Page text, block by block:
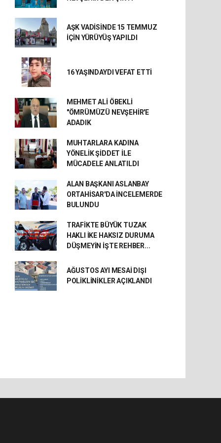
AŞK VADİSİNDE 15 TEMMUZ
İÇİN YÜRÜYÜŞ YAPILDI
16 YAŞINDAYDI VEFAT ETTİ
MEHMET ALİ ÖBEKLİ
"ÖMRÜMÜZÜ NEVŞEHİR'E
ADADIK
MUHTARLARA KADINA
YÖNELİK ŞİDDET İLE
MÜCADELE ANLATILDI
ALAN BAŞKANI ASLANBAY
ORTAHİSAR'DA İNCELEMERDE
BULUNDU
TRAFİKTE BÜYÜK TUZAK
HAKLI İKE HAKSIZ DURUMA
DÜŞMEYİN İŞTE REHBER...
AĞUSTOS AYI MESAİ DIŞI
POLİKLİNİKLER AÇIKLANDI